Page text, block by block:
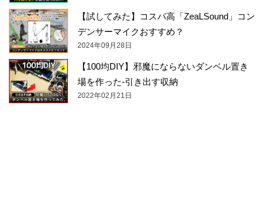
【試してみた】コスパ高「ZeaLSound」コン
デンサーマイクおすすめ？
2024年09月28日
【100均DIY】邪魔にならないダンベル置き
場を作った-引き出す収納
2022年02月21日